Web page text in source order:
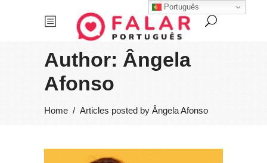
Author: Ângela
Afonso
Home / Articles posted by Ângela Afonso
Português